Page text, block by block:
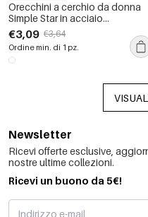
Orecchini a cerchio da donna
Simple Star in acciaio
inossidabile, impermeabili, color
oro, con zirconi.
€3,09 €3,64
Ordine min. di 1 pz.
Newsletter
Ricevi offerte esclusive,
nostre ultime collezioni.
Ricevi un buono da 5€!